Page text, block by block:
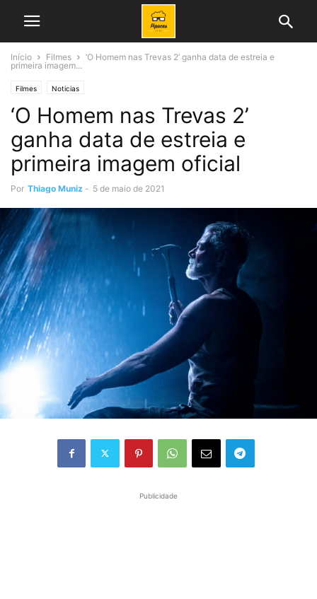
Início Filmes
‘O Homem nas Trevas 2’ ganha data de estreia e
primeira imagem...
Filmes Noticias
‘O Homem nas Trevas 2’
ganha data de estreia e
primeira imagem oficial
Por Thiago Muniz - 5 de maio de 2021
Publicidade